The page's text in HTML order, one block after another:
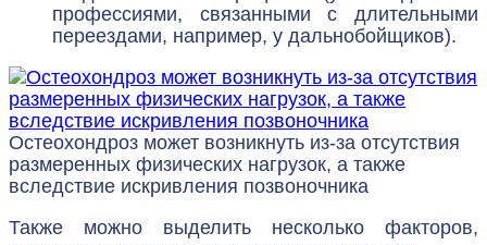
профессиями, связанными с длительными
переездами, например, у дальнобойщиков).
Остеохондроз может возникнуть из-за отсутствия
размеренных физических нагрузок, а также
вследствие искривления позвоночника
Также можно выделить несколько факторов,